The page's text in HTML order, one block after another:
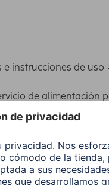
e instrucciones de uso
de alimentación